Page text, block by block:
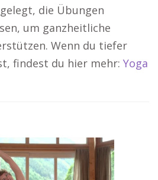
die Übungen
um ganzheitliche
Wenn du tiefer
findest du hier mehr: Yoga